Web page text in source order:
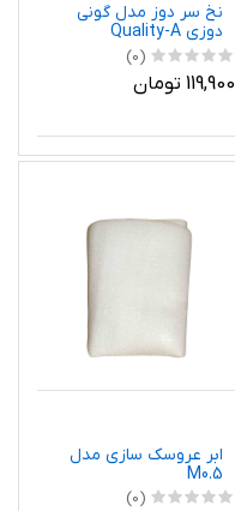
نخ سر دوز مدل گونی
دوزی Quality-A
(0)
119,900 تومان
ابر عروسک سازی مدل
M0.5
(0)